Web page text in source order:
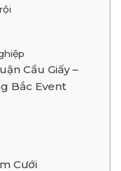
Cầu Giấy –
Bắc Event
Cưới